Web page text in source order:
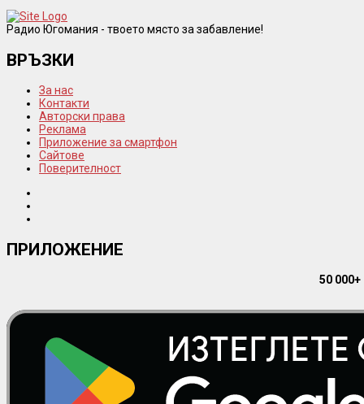
Радио Югомания - твоето място за забавление!
ВРЪЗКИ
За нас
Контакти
Авторски права
Реклама
Приложение за смартфон
Сайтове
Поверителност
ПРИЛОЖЕНИЕ
50